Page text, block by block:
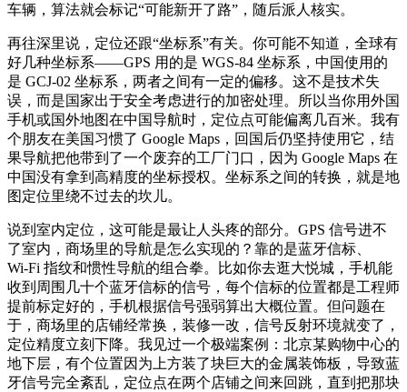
车辆，算法就会标记“可能新开了路”，随后派人核实。
再往深里说，定位还跟“坐标系”有关。你可能不知道，全球有
好几种坐标系——GPS 用的是 WGS‑84 坐标系，中国使用的
是 GCJ‑02 坐标系，两者之间有一定的偏移。这不是技术失
误，而是国家出于安全考虑进行的加密处理。所以当你用外国
手机或国外地图在中国导航时，定位点可能偏离几百米。我有
个朋友在美国习惯了 Google Maps，回国后仍坚持使用它，结
果导航把他带到了一个废弃的工厂门口，因为 Google Maps 在
中国没有拿到高精度的坐标授权。坐标系之间的转换，就是地
图定位里绕不过去的坎儿。
说到室内定位，这可能是最让人头疼的部分。GPS 信号进不
了室内，商场里的导航是怎么实现的？靠的是蓝牙信标、
Wi‑Fi 指纹和惯性导航的组合拳。比如你去逛大悦城，手机能
收到周围几十个蓝牙信标的信号，每个信标的位置都是工程师
提前标定好的，手机根据信号强弱算出大概位置。但问题在
于，商场里的店铺经常换，装修一改，信号反射环境就变了，
定位精度立刻下降。我见过一个极端案例：北京某购物中心的
地下层，有个位置因为上方装了块巨大的金属装饰板，导致蓝
牙信号完全紊乱，定位点在两个店铺之间来回跳，直到把那块